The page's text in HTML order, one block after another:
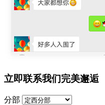
立即联系我们完美邂逅
分部